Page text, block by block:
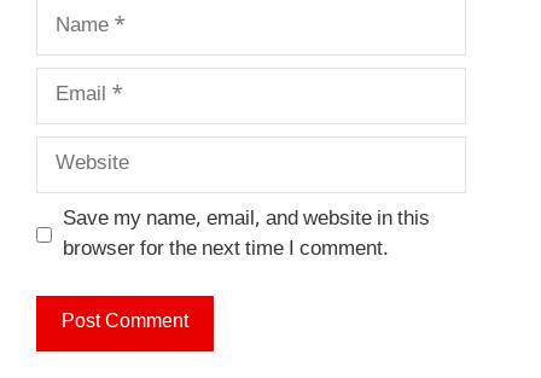
Name
Email
Website
Save my name, email, and website in this
browser for the next time I comment.